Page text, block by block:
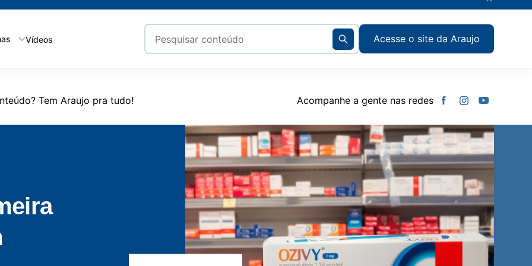
Vídeos Acesse o site da Araujo
Tem Araujo pra tudo! Acompanhe a gente nas redes
são
não
pra
a